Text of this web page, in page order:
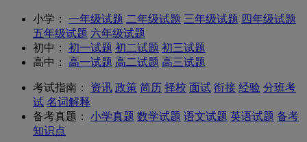
小学： 一年级试题 二年级试题 三年级试题 四年级试题
五年级试题 六年级试题
初中：
初一试题 初二试题 初三试题
高中：
高一试题 高二试题 高三试题
考试指南： 资讯 政策 简历 择校 面试 衔接 经验 分班考
试 名词解释
备考真题：
小学真题 数学试题 语文试题 英语试题 备考
知识点